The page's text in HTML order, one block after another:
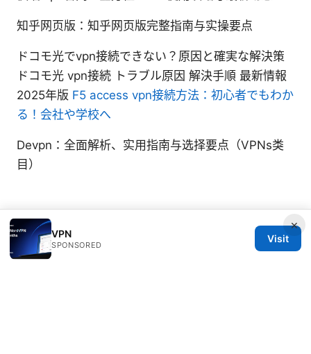
知乎网页版：知乎网页版完整指南与实操要点
ドコモ光でvpn接続できない？原因と確実な解決策
ドコモ光 vpn接続 トラブル原因 解決手順 最新情報
2025年版 F5 access vpn接続方法：初心者でもわか
る！会社や学校へ
Devpn：全面解析、实用指南与选择要点（VPNs类
目）
×
VPN
SPONSORED
Visit
© 2026 Typermags